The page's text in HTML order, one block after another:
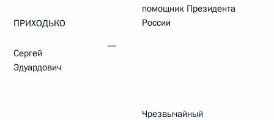
ПРИХОДЬКО
Сергей
Эдуардович
—
помощник Президента
России
Чрезвычайный